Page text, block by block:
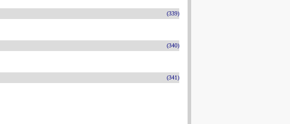
(339)
(340)
(341)